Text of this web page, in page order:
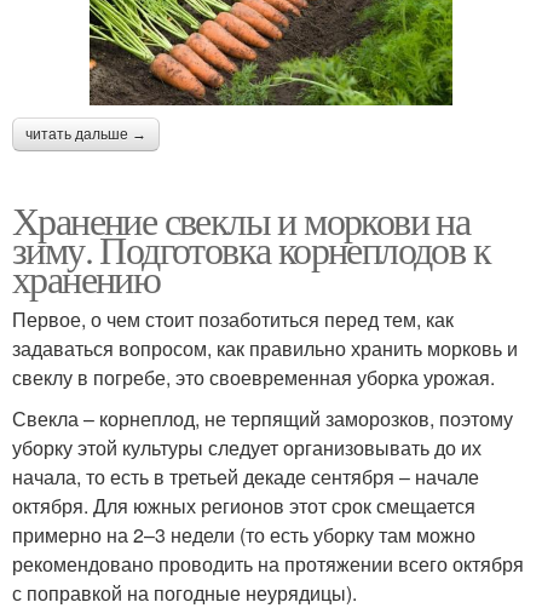
читать дальше →
Хранение свеклы и моркови на
зиму. Подготовка корнеплодов к
хранению
Первое, о чем стоит позаботиться перед тем, как
задаваться вопросом, как правильно хранить морковь и
свеклу в погребе, это своевременная уборка урожая.
Свекла – корнеплод, не терпящий заморозков, поэтому
уборку этой культуры следует организовывать до их
начала, то есть в третьей декаде сентября – начале
октября. Для южных регионов этот срок смещается
примерно на 2–3 недели (то есть уборку там можно
рекомендовано проводить на протяжении всего октября
с поправкой на погодные неурядицы).